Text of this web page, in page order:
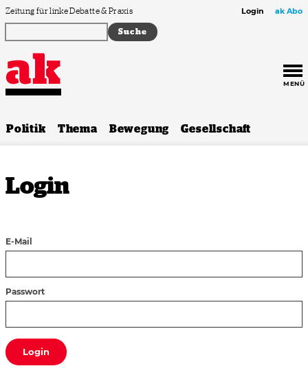
Zum Inhalt springen
Zeitung für linke Debatte & Praxis Login ak Abo
MENÜ
Politik Thema Bewegung Gesellschaft
Login
E-Mail
Passwort
Login